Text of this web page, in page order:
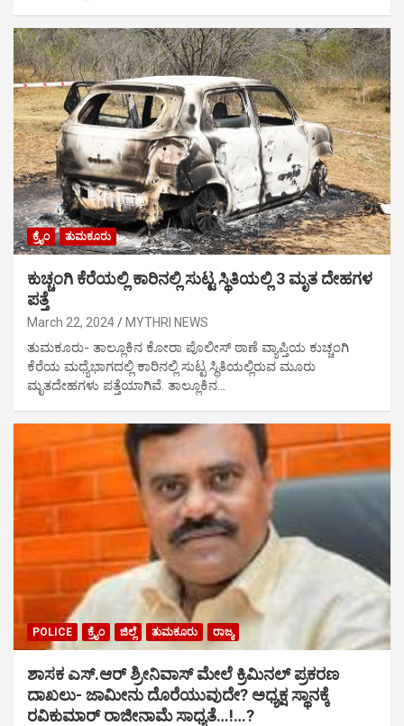
ಕ್ರೈಂ ತುಮಕೂರು
ಕುಚ್ಚಂಗಿ ಕೆರೆಯಲ್ಲಿ ಕಾರಿನಲ್ಲಿ ಸುಟ್ಟ ಸ್ಥಿತಿಯಲ್ಲಿ 3 ಮೃತ ದೇಹಗಳ
ಪತ್ತೆ
March 22, 2024 MYTHRI NEWS
ತುಮಕೂರು- ತಾಲ್ಲೂಕಿನ ಕೋರಾ ಪೊಲೀಸ್ ಠಾಣೆ ವ್ಯಾಪ್ತಿಯ ಕುಚ್ಚಂಗಿ
ಕೆರೆಯ ಮಧ್ಯೆಭಾಗದಲ್ಲಿ ಕಾರಿನಲ್ಲಿ ಸುಟ್ಟ ಸ್ಥಿತಿಯಲ್ಲಿರುವ ಮೂರು
ಮೃತದೇಹಗಳು ಪತ್ತೆಯಾಗಿವೆ. ತಾಲ್ಲೂಕಿನ…
POLICE ಕ್ರೈಂ ಜಿಲ್ಲೆ ತುಮಕೂರು ರಾಜ್ಯ
ಶಾಸಕ ಎಸ್.ಆರ್ ಶ್ರೀನಿವಾಸ್ ಮೇಲೆ ಕ್ರಿಮಿನಲ್ ಪ್ರಕರಣ
ದಾಖಲು- ಜಾಮೀನು ದೊರೆಯುವುದೇ? ಅಧ್ಯಕ್ಷ ಸ್ಥಾನಕ್ಕೆ
ರವಿಕುಮಾರ್ ರಾಜೀನಾಮೆ ಸಾಧ್ಯತೆ…!…?